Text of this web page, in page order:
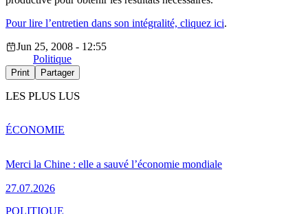
Pour lire l’entretien dans son intégralité, cliquez ici.
Jun 25, 2008 - 12:55
Politique
Print Partager
LES PLUS LUS
Merci la Chine : elle a sauvé l’économie mondiale
27.07.2026
ÉCONOMIE
POLITIQUE